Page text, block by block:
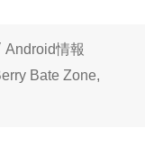
カ
テ
Android情報
Bate Zone,